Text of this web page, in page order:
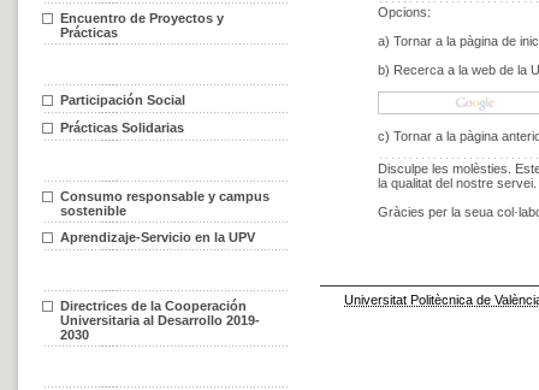
Encuentro de Proyectos y
Prácticas
Participación Social
Prácticas Solidarias
Consumo responsable y campus
sostenible
Aprendizaje-Servicio en la UPV
Directrices de la Cooperación
Universitaria al Desarrollo 2019-
2030